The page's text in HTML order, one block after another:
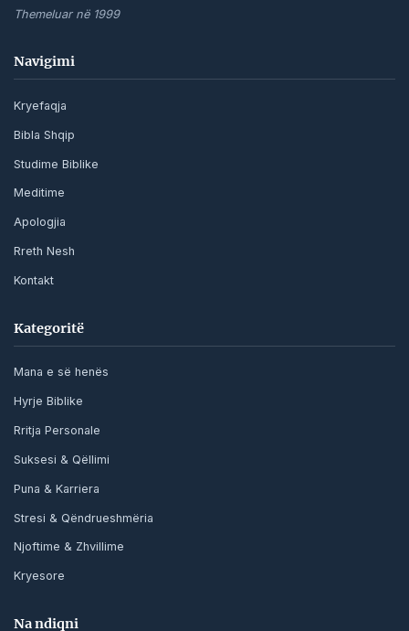
Themeluar në 1999
Navigimi
Kryefaqja
Bibla Shqip
Studime Biblike
Meditime
Apologjia
Rreth Nesh
Kontakt
Kategoritë
Mana e së henës
Hyrje Biblike
Rritja Personale
Suksesi & Qëllimi
Puna & Karriera
Stresi & Qëndrueshmëria
Njoftime & Zhvillime
Kryesore
Na ndiqni